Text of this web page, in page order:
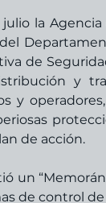
la
de
y
y
de acción.
un
de control